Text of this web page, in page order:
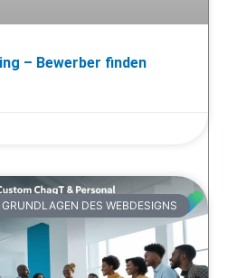
– Bewerber finden
GRUNDLAGEN DES WEBDESIGNS